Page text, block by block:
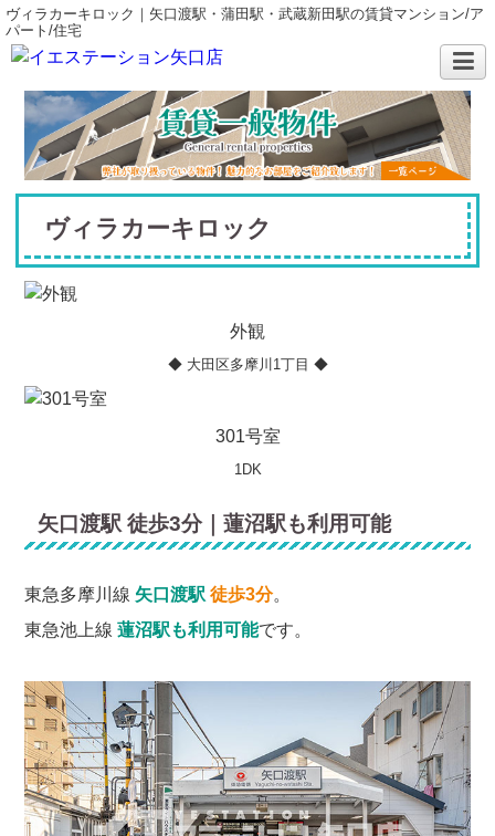
ヴィラカーキロック｜矢口渡駅・蒲田駅・武蔵新田駅の賃貸マンション/ア
パート/住宅
ヴィラカーキロック
外観
◆ 大田区多摩川1丁目 ◆
301号室
1DK
矢口渡駅 徒歩3分｜蓮沼駅も利用可能
東急多摩川線 矢口渡駅 徒歩3分。
東急池上線蓮沼駅も利用可能です。